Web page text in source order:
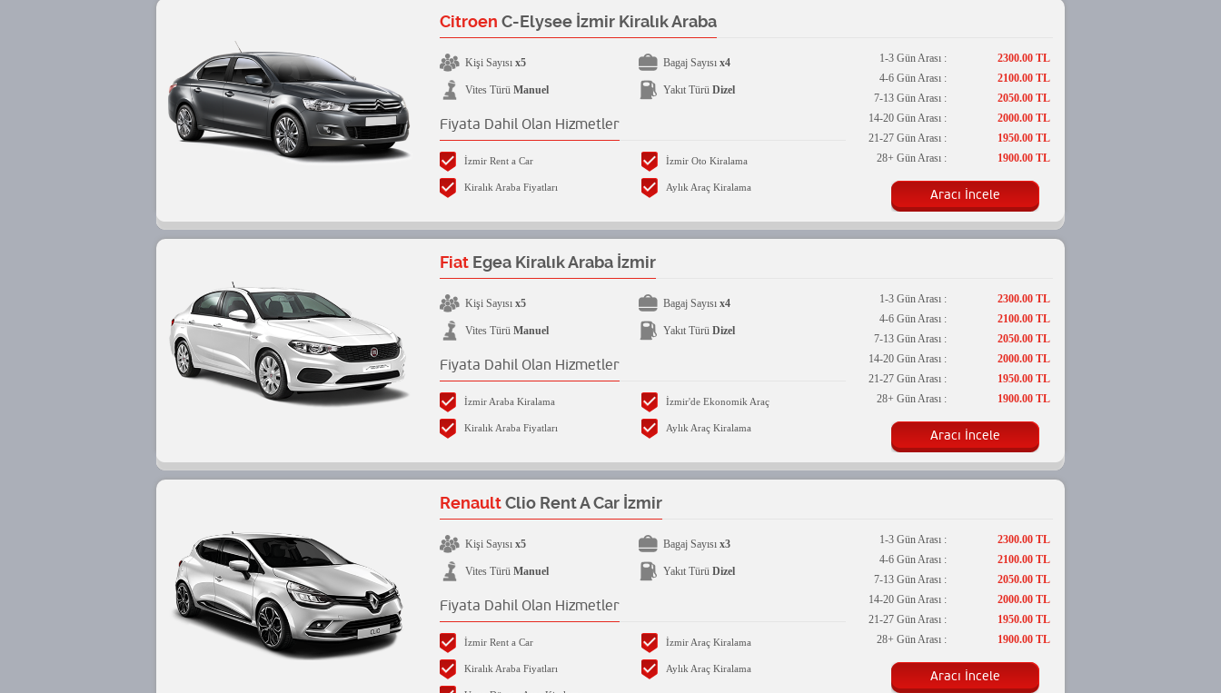
Citroen C-Elysee İzmir Kiralık Araba
Kişi Sayısı x5 Bagaj Sayısı x4
Vites Türü Manuel Yakıt Türü Dizel
Fiyata Dahil Olan Hizmetler
İzmir Rent a Car İzmir Oto Kiralama
Kiralık Araba Fiyatları Aylık Araç Kiralama
1-3 Gün Arası :
4-6 Gün Arası :
7-13 Gün Arası :
14-20 Gün Arası :
21-27 Gün Arası :
28+ Gün Arası :
2300.00 TL
2100.00 TL
2050.00 TL
2000.00 TL
1950.00 TL
1900.00 TL
Aracı İncele
Fiat Egea Kiralık Araba İzmir
Kişi Sayısı x5 Bagaj Sayısı x4
Vites Türü Manuel Yakıt Türü Dizel
Fiyata Dahil Olan Hizmetler
İzmir Araba Kiralama İzmir'de Ekonomik Araç
Kiralık Araba Fiyatları Aylık Araç Kiralama
1-3 Gün Arası :
4-6 Gün Arası :
7-13 Gün Arası :
14-20 Gün Arası :
21-27 Gün Arası :
28+ Gün Arası :
2300.00 TL
2100.00 TL
2050.00 TL
2000.00 TL
1950.00 TL
1900.00 TL
Aracı İncele
RenaultClio Rent A Car İzmir
Kişi Sayısı x5 Bagaj Sayısı x3
Vites Türü Manuel Yakıt Türü Dizel
Fiyata Dahil Olan Hizmetler
İzmir Rent a Car İzmir Araç Kiralama
Kiralık Araba Fiyatları Aylık Araç Kiralama
1-3 Gün Arası :
4-6 Gün Arası :
7-13 Gün Arası :
14-20 Gün Arası :
21-27 Gün Arası :
28+ Gün Arası :
2300.00 TL
2100.00 TL
2050.00 TL
2000.00 TL
1950.00 TL
1900.00 TL
Aracı İncele